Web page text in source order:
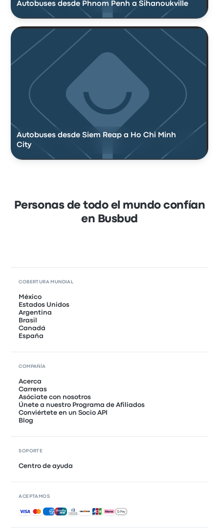
Autobuses desde Phnom Penh a Sihanoukville
Autobuses desde Siem Reap a Ho Chi Minh
City
Personas de todo el mundo confían
en Busbud
COBERTURA MUNDIAL
México
Estados Unidos
Argentina
Brasil
Canadá
España
COMPAÑÍA
Acerca
Carreras
Asóciate con nosotros
Únete a nuestro Programa de Afiliados
Conviértete en un Socio API
Blog
SOPORTE
Centro de ayuda
ACEPTAMOS
Pagos aceptados